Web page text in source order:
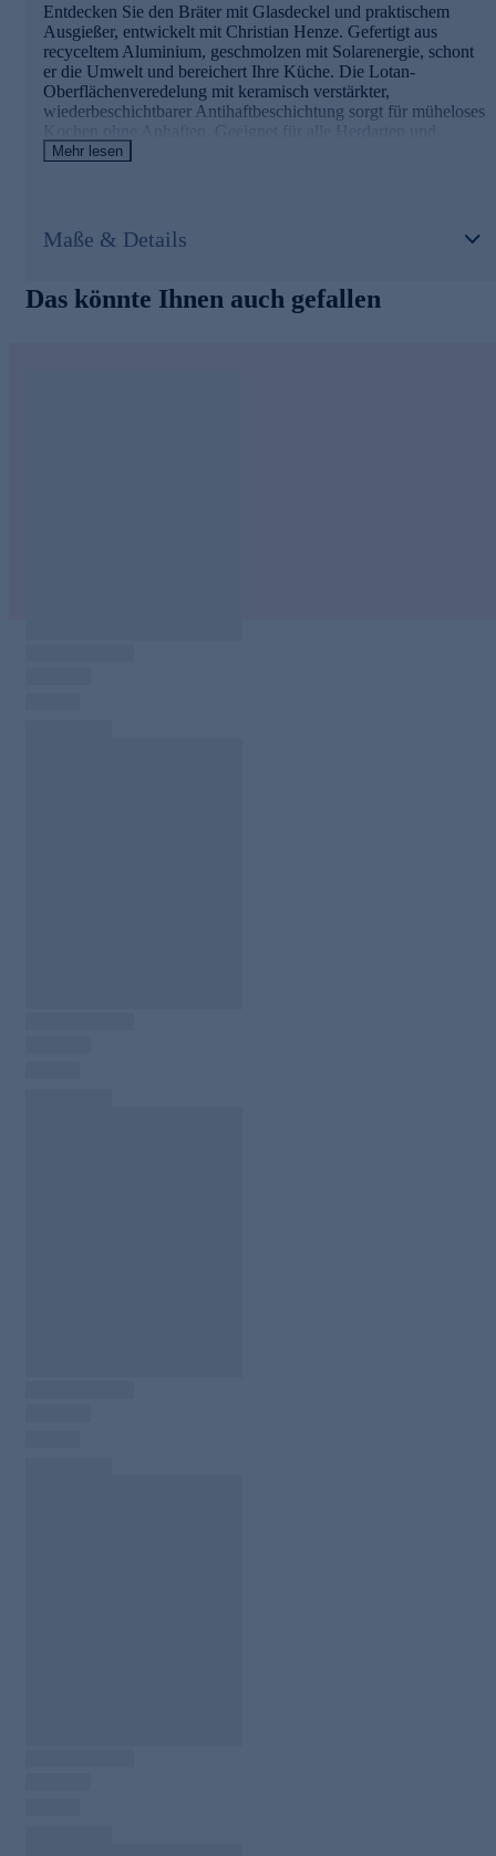
Entdecken Sie den Bräter mit Glasdeckel und praktischem
Ausgießer, entwickelt mit Christian Henze. Gefertigt aus
recyceltem Aluminium, geschmolzen mit Solarenergie, schont
er die Umwelt und bereichert Ihre Küche. Die Lotan-
Oberflächenveredelung mit keramisch verstärkter,
wiederbeschichtbarer Antihaftbeschichtung sorgt für müheloses
Kochen ohne Anhaften. Geeignet für alle Herdarten und
backofenfest, überzeugt er mit gleichmäßiger Hitzeverteilung
Entdecken Sie nachhaltiges Kochen neu und bestellen Sie
Mehr lesen
Maße & Details
Das könnte Ihnen auch gefallen